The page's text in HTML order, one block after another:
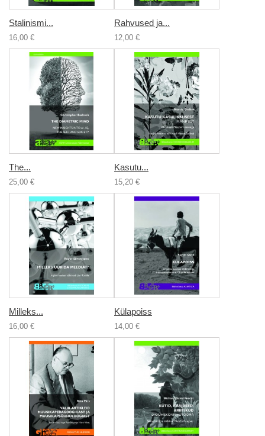
Stalinismi...
16,00 €
Rahvused ja...
12,00 €
The...
25,00 €
Kasutu...
15,20 €
Milleks...
16,00 €
Külapoiss
14,00 €